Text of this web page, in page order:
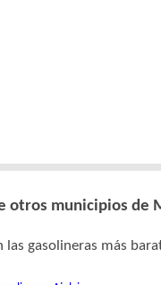
otros municipios de
las gasolineras más